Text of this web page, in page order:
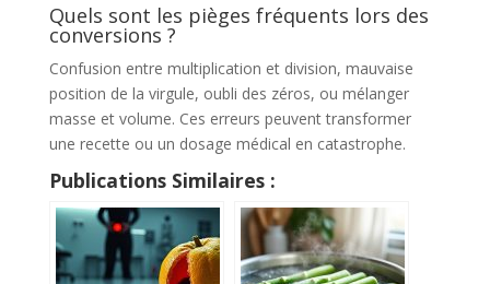
Quels sont les pièges fréquents lors des
conversions ?
Confusion entre multiplication et division, mauvaise
position de la virgule, oubli des zéros, ou mélanger
masse et volume. Ces erreurs peuvent transformer
une recette ou un dosage médical en catastrophe.
Publications Similaires :